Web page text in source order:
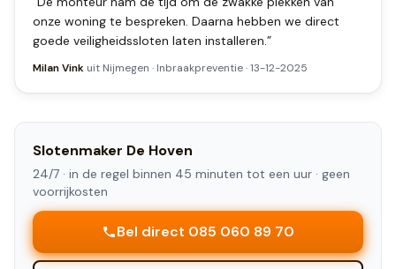
onze woning te bespreken. Daarna hebben we direct
goede veiligheidssloten laten installeren.”
Milan Vink uit Nijmegen · Inbraakpreventie·13-12-2025
Slotenmaker De Hoven
24/7 · in de regel binnen 45 minuten tot een uur · geen
voorrijkosten
Bel direct 085 060 89 70